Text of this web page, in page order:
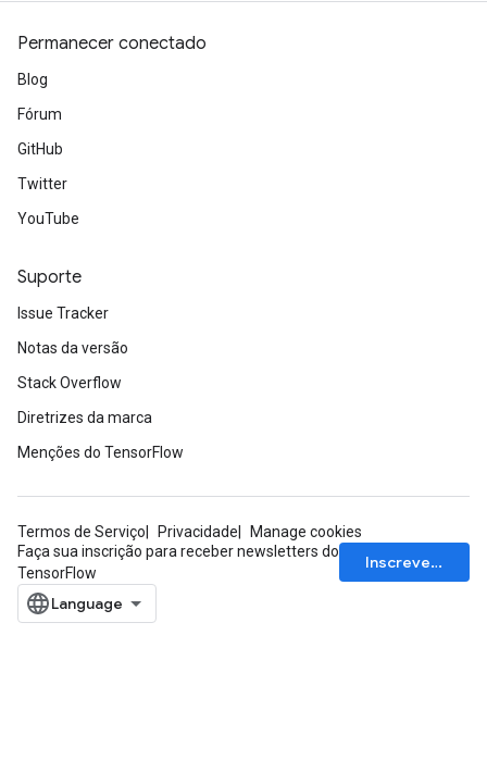
Permanecer conectado
Blog
Fórum
GitHub
Twitter
YouTube
Suporte
Issue Tracker
Notas da versão
Stack Overflow
Diretrizes da marca
Menções do TensorFlow
Termos de Serviço Privacidade
Manage cookies
Faça sua inscrição para receber newsletters do
TensorFlow
Inscrever-se